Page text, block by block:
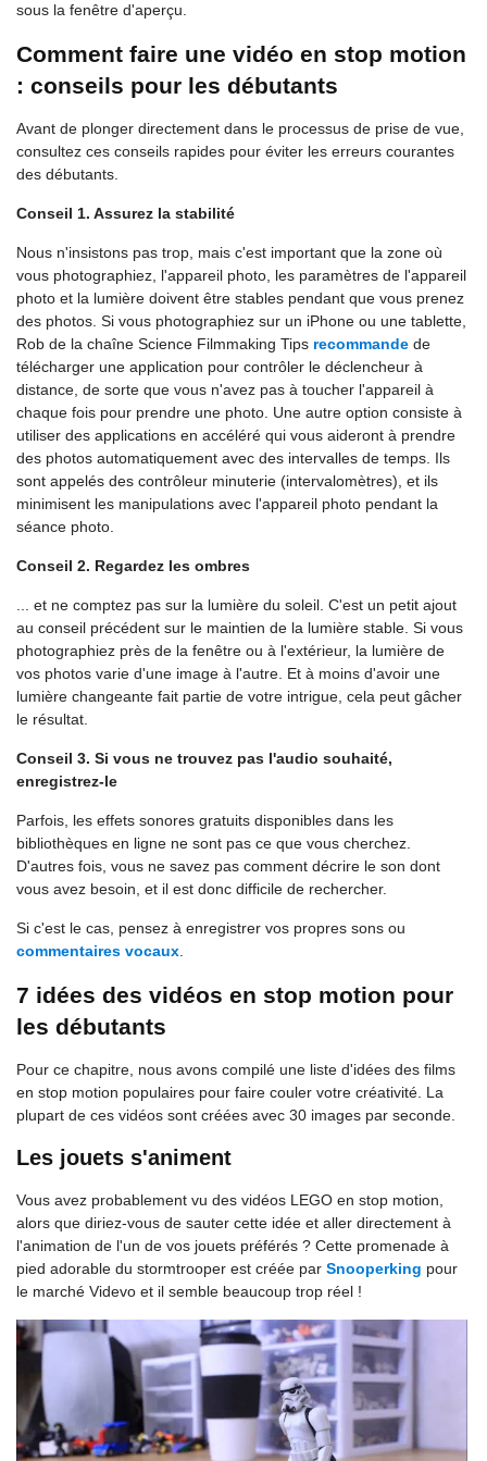
sous la fenêtre d'aperçu.
Comment faire une vidéo en stop motion
: conseils pour les débutants
Avant de plonger directement dans le processus de prise de vue,
consultez ces conseils rapides pour éviter les erreurs courantes
des débutants.
Conseil 1. Assurez la stabilité
Nous n'insistons pas trop, mais c'est important que la zone où
vous photographiez, l'appareil photo, les paramètres de l'appareil
photo et la lumière doivent être stables pendant que vous prenez
des photos. Si vous photographiez sur un iPhone ou une tablette,
Rob de la chaîne Science Filmmaking Tips recommande de
télécharger une application pour contrôler le déclencheur à
distance, de sorte que vous n'avez pas à toucher l'appareil à
chaque fois pour prendre une photo. Une autre option consiste à
utiliser des applications en accéléré qui vous aideront à prendre
des photos automatiquement avec des intervalles de temps. Ils
sont appelés des contrôleur minuterie (intervalomètres), et ils
minimisent les manipulations avec l'appareil photo pendant la
séance photo.
Conseil 2. Regardez les ombres
... et ne comptez pas sur la lumière du soleil. C'est un petit ajout
au conseil précédent sur le maintien de la lumière stable. Si vous
photographiez près de la fenêtre ou à l'extérieur, la lumière de
vos photos varie d'une image à l'autre. Et à moins d'avoir une
lumière changeante fait partie de votre intrigue, cela peut gâcher
le résultat.
Conseil 3. Si vous ne trouvez pas l'audio souhaité,
enregistrez-le
Parfois, les effets sonores gratuits disponibles dans les
bibliothèques en ligne ne sont pas ce que vous cherchez.
D'autres fois, vous ne savez pas comment décrire le son dont
vous avez besoin, et il est donc difficile de rechercher.
Si c'est le cas, pensez à enregistrer vos propres sons ou
commentaires vocaux.
7 idées des vidéos en stop motion pour
les débutants
Pour ce chapitre, nous avons compilé une liste d'idées des films
en stop motion populaires pour faire couler votre créativité. La
plupart de ces vidéos sont créées avec 30 images par seconde.
Les jouets s'animent
Vous avez probablement vu des vidéos LEGO en stop motion,
alors que diriez-vous de sauter cette idée et aller directement à
l'animation de l'un de vos jouets préférés ? Cette promenade à
pied adorable du stormtrooper est créée par Snooperking pour
le marché Videvo et il semble beaucoup trop réel !